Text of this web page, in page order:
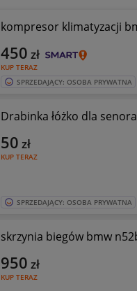
kompresor klimatyzacji
KUP TERAZ
450 zł
SPRZEDAJĄCY: OSOBA PRYWATNA
Drabinka łóżko dla senora
KUP TERAZ
50 zł
SPRZEDAJĄCY: OSOBA PRYWATNA
skrzynia biegów bmw
KUP TERAZ
950 zł